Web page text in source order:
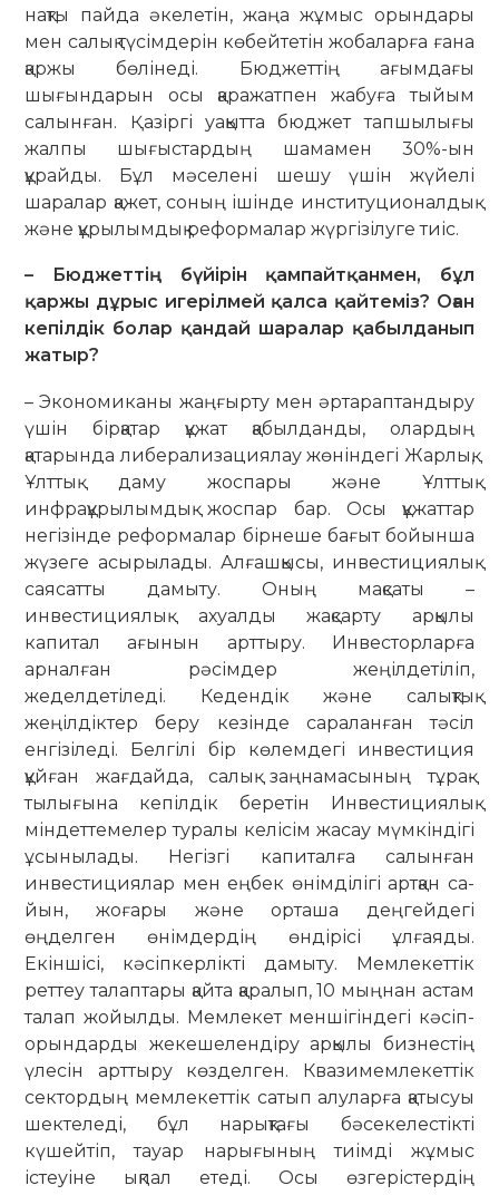
нақты пайда әкелетін, жаңа жұмыс орындары
мен салық түсімдерін көбей­тетін жобаларға ғана
қаржы бөлінеді. Бюджеттің ағымдағы
шығындарын осы қаражатпен жабуға тыйым
салынған. Қазіргі уақытта бюджет тапшылығы
жалпы шығыстардың шамамен 30%-ын
құрайды. Бұл мәселені шешу үшін жүйелі
шаралар қажет, соның ішінде институционалдық
және құрылымдық реформалар жүргізілуге тиіс.
– Бюджеттің бүйірін қампайт­қанмен, бұл
қаржы дұрыс игерілмей қалса қайтеміз? Оған
кепілдік болар қандай шаралар қабылданып
жатыр?
– Экономиканы жаңғырту мен әртараптандыру
үшін бірқатар құжат­ қабылданды, олардың
қатарында либерализациялау жөніндегі Жарлық,
Ұлттық даму жоспары және Ұлттық
инфрақұрылымдық жоспар бар. Осы құжаттар
негізінде реформалар бірнеше бағыт бойынша
жүзеге асырылады. Алғашқысы, инвестициялық
саясатты дамыту. Оның мақсаты –
инвестициялық ахуалды жақсарту арқылы
капитал ағынын арттыру. Инвесторларға
арналған рәсімдер жеңілдетіліп,
жеделдетіледі. Кедендік және салықтық
жеңілдіктер беру кезінде сараланған тәсіл
енгізіледі. Белгілі бір көлемдегі инвестиция
құй­ған жағдайда, салық заңнамасының тұрақ­
тылығына кепілдік беретін Инвес­тициялық
міндеттемелер туралы келі­сім жасау мүмкіндігі
ұсынылады. Негізгі капиталға салынған
инвестициялар мен еңбек өнімділігі артқан са­
йын, жоғары және орташа деңгейдегі
өңделген өнімдердің өндірісі ұлғаяды.
Екіншісі, кәсіпкерлікті дамыту. Мем­лекеттік
реттеу талаптары қайта қара­лып, 10 мыңнан астам
талап жойыл­ды. Мемлекет меншігіндегі кәсіп­
орын­дарды жекешелендіру арқылы бизнестің
үлесін арттыру көзделген. Квазимемлекеттік
сектордың мем­лекеттік сатып алуларға қатысуы
шектеледі, бұл нарықтағы бәсекелестікті
күшейтіп, тауар нарығының тиімді жұмыс
істеуіне ықпал етеді. Осы өзгеріс­тердің